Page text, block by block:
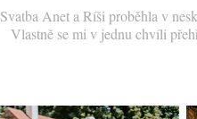
Svatba Anet a Ríši proběhla v
Vlastně se mi v jednu chvíli